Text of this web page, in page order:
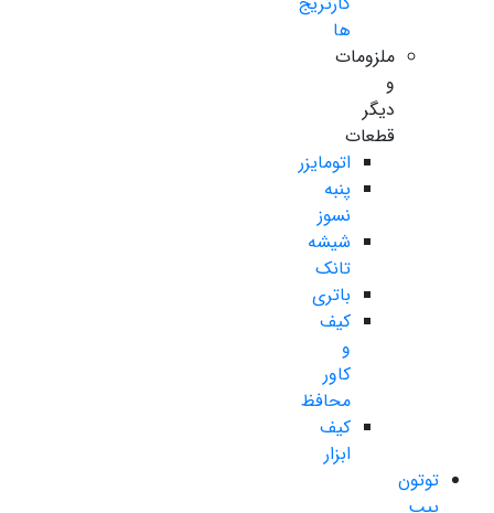
ها
ملزومات
و
دیگر
قطعات
اتومایزر
پنبه
نسوز
شیشه
تانک
باتری
کیف
و
کاور
محافظ
کیف
ابزار
توتون
پیپ